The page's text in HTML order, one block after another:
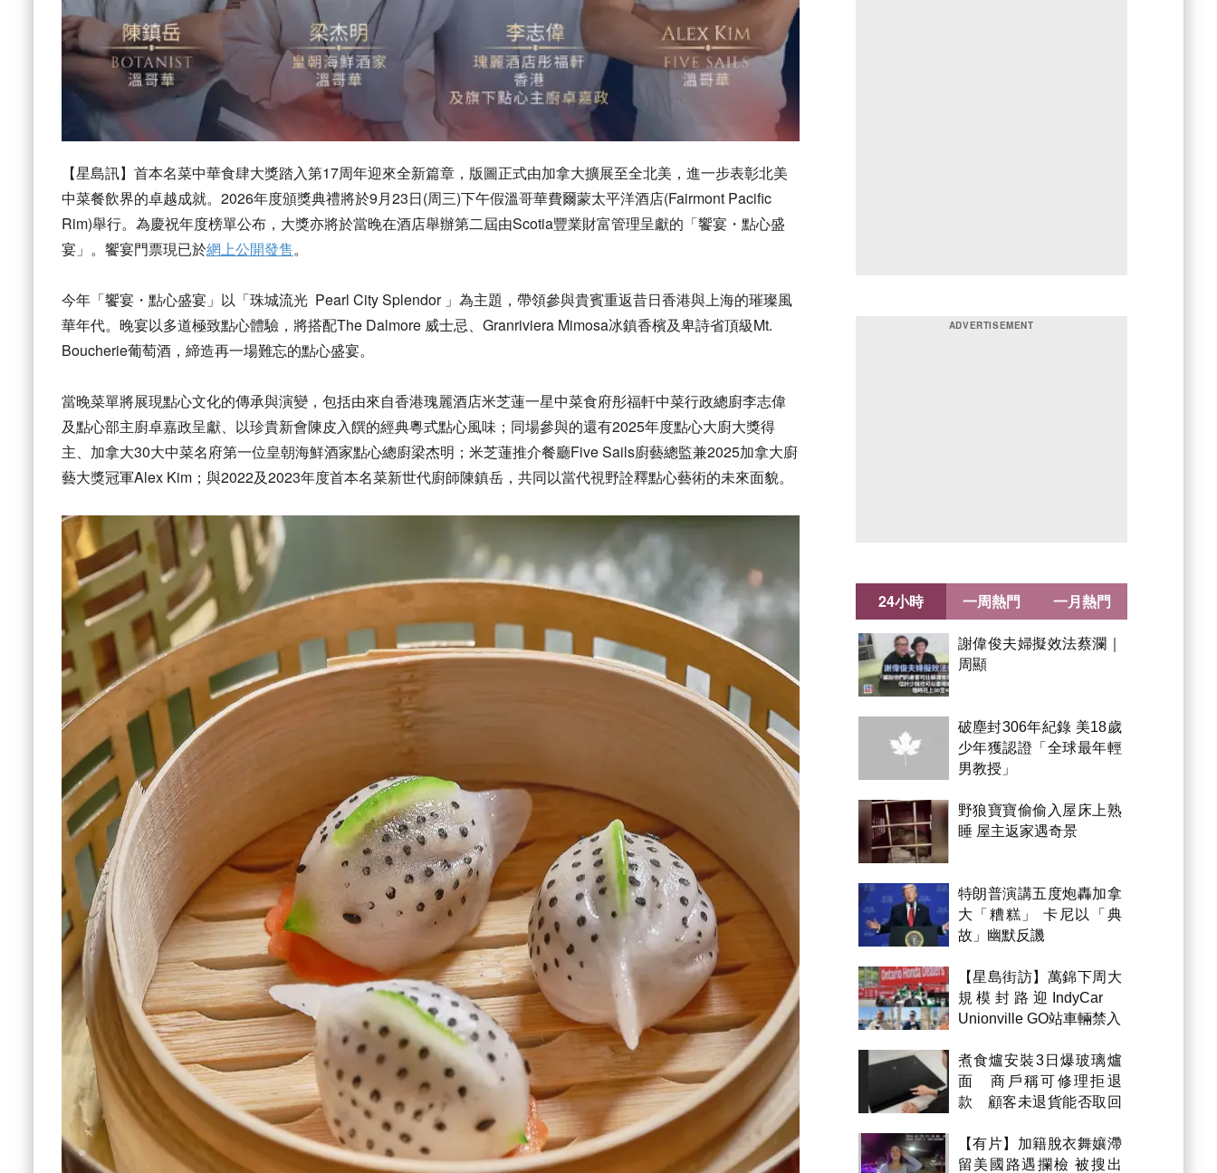
【星島訊】首本名菜中華食肆大獎踏入第17周年迎來全新篇章， 版圖正式由加拿大擴展至全北美， 進一步表彰北美
中菜餐飲界的卓越成就。2026年度頒獎典禮將於9月23日(周三)下午假溫哥華費爾蒙太平洋酒店(Fairmont Pacific
Rim)舉行。為慶祝年度榜單公布， 大獎亦將於當晚在酒店舉辦第二屆由Scotia豐業財富管理呈獻的「饗宴・點心盛
宴」。饗宴門票現已於網上公開發售。
今年「饗宴・點心盛宴」以「珠城流光 Pearl City Splendor 」為主題， 帶領參與貴賓重返昔日香港與上海的璀璨風
華年代。 晚宴以多道極致點心體驗，將搭配The Dalmore 威士忌、Granriviera Mimosa冰鎮香檳及卑詩省頂級Mt.
Boucherie葡萄酒，締造再一場難忘的點心盛宴。
當晚菜單將展現點心文化的傳承與演變，包括由來自香港瑰麗酒店米芝蓮一星中菜食府彤福軒中菜行政總廚李志偉
及點心部主廚卓嘉政呈獻、以珍貴新會陳皮入饌的經典粵式點心風味；同場參與的還有2025年度點心大廚大獎得
主、 加拿大30大中菜名府第一位皇朝海鮮酒家點心總廚梁杰明； 米芝蓮推介餐廳Five Sails廚藝總監兼2025加拿大廚
藝大獎冠軍Alex Kim；與2022及2023年度首本名菜新世代廚師陳鎮岳， 共同以當代視野詮釋點心藝術的未來面貌。
24小時
謝偉俊夫婦擬效法蔡瀾｜
周顯
破塵封306年紀錄 美18歲
少年獲認證「全球最年輕
男教授」
野狼寶寶偷偷入屋床上熟
睡 屋主返家遇奇景
特朗普演講五度炮轟加拿
大「糟糕」 卡尼以「典
故」幽默反譏
【星島街訪】萬錦下周大
規模封路迎IndyCar
Unionville GO站車輛禁入
煮食爐安裝3日爆玻璃爐
面 商戶稱可修理拒退
款 顧客未退貨能否取回
【有片】加籍脫衣舞孃滯
留美國路遇攔檢 被搜出
一周熱門 一月熱門